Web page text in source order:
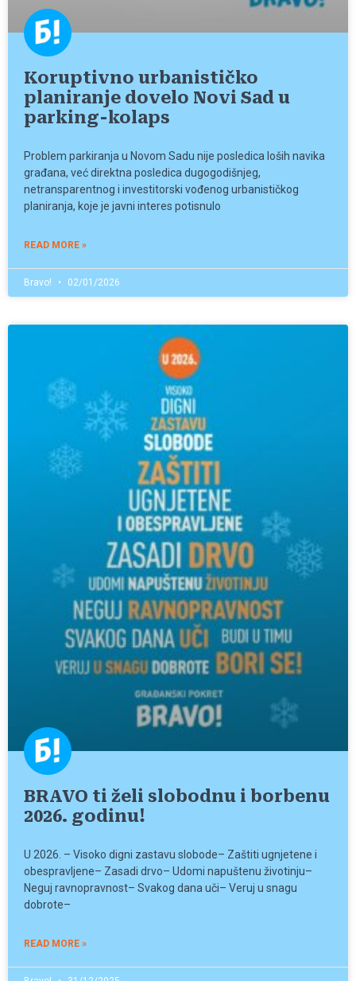
Koruptivno urbanističko
planiranje dovelo Novi Sad u
parking-kolaps
Problem parkiranja u Novom Sadu nije posledica loših navika
građana, već direktna posledica dugogodišnjeg,
netransparentnog i investitorski vođenog urbanističkog
planiranja, koje je javni interes potisnulo
READ MORE »
Bravo! 02/01/2026
BRAVO ti želi slobodnu i borbenu
2026. godinu!
U 2026. – Visoko digni zastavu slobode– Zaštiti ugnjetene i
obespravljene– Zasadi drvo– Udomi napuštenu životinju–
Neguj ravnopravnost– Svakog dana uči– Veruj u snagu
dobrote–
READ MORE »